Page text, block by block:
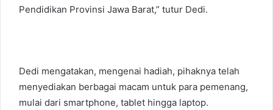
Pendidikan Provinsi Jawa Barat,” tutur Dedi.
Dedi mengatakan, mengenai hadiah, pihaknya telah
menyediakan berbagai macam untuk para pemenang,
mulai dari smartphone, tablet hingga laptop.